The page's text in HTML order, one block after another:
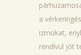
a
izmokat,
rendívül jót